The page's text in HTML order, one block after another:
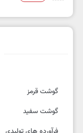
گوشت قرمز
گوشت سفید